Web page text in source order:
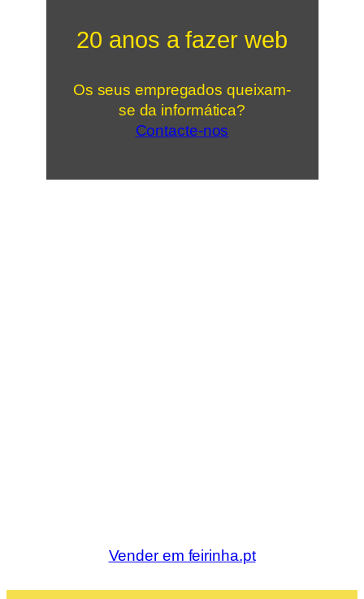
20 anos a fazer web
Os seus empregados queixam-
se da informática?
Contacte-nos
Vender em feirinha.pt